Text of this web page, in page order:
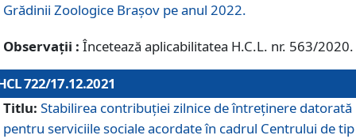
Grădinii Zoologice Braşov pe anul 2022.
Observații : Încetează aplicabilitatea H.C.L. nr. 563/2020.
722/17.12.2021
Titlu: Stabilirea contribuţiei zilnice de întreținere datorată
pentru serviciile sociale acordate în cadrul Centrului de tip